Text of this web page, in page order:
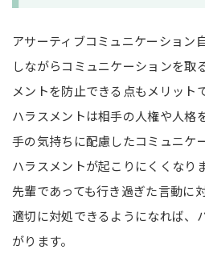
アサーティブコミュニケーション
しながらコミュニケーションを取
メントを防止できる点もメリットで
ハラスメントは相手の人権や人格
手の気持ちに配慮したコミュニケ
ハラスメントが起こりにくくなり
先輩であっても行き過ぎた言動に
適切に対処できるようになれば、
がります。